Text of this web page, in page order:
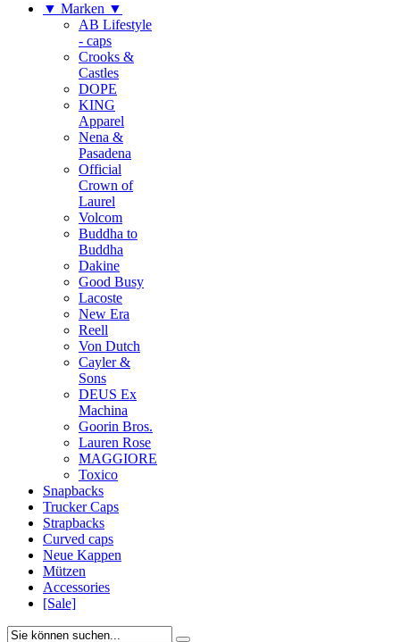
▼ Marken ▼
AB Lifestyle
- caps
Crooks &
Castles
DOPE
KING
Apparel
Nena &
Pasadena
Official
Crown of
Laurel
Volcom
Buddha to
Buddha
Dakine
Good Busy
Lacoste
New Era
Reell
Von Dutch
Cayler &
Sons
DEUS Ex
Machina
Goorin Bros.
Lauren Rose
MAGGIORE
Toxico
Snapbacks
Trucker Caps
Strapbacks
Curved caps
Neue Kappen
Mützen
Accessories
[Sale]